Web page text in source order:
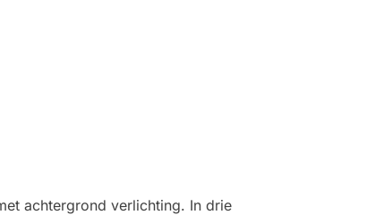
achtergrond verlichting. In drie